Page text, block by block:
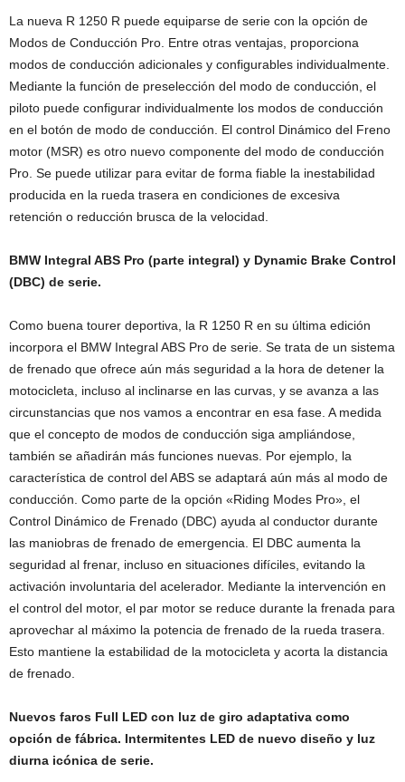
La nueva R 1250 R puede equiparse de serie con la opción de
Modos de Conducción Pro. Entre otras ventajas, proporciona
modos de conducción adicionales y configurables individualmente.
Mediante la función de preselección del modo de conducción, el
piloto puede configurar individualmente los modos de conducción
en el botón de modo de conducción. El control Dinámico del Freno
motor (MSR) es otro nuevo componente del modo de conducción
Pro. Se puede utilizar para evitar de forma fiable la inestabilidad
producida en la rueda trasera en condiciones de excesiva
retención o reducción brusca de la velocidad.
BMW Integral ABS Pro (parte integral) y Dynamic Brake Control
(DBC) de serie.
Como buena tourer deportiva, la R 1250 R en su última edición
incorpora el BMW Integral ABS Pro de serie. Se trata de un sistema
de frenado que ofrece aún más seguridad a la hora de detener la
motocicleta, incluso al inclinarse en las curvas, y se avanza a las
circunstancias que nos vamos a encontrar en esa fase. A medida
que el concepto de modos de conducción siga ampliándose,
también se añadirán más funciones nuevas. Por ejemplo, la
característica de control del ABS se adaptará aún más al modo de
conducción. Como parte de la opción «Riding Modes Pro», el
Control Dinámico de Frenado (DBC) ayuda al conductor durante
las maniobras de frenado de emergencia. El DBC aumenta la
seguridad al frenar, incluso en situaciones difíciles, evitando la
activación involuntaria del acelerador. Mediante la intervención en
el control del motor, el par motor se reduce durante la frenada para
aprovechar al máximo la potencia de frenado de la rueda trasera.
Esto mantiene la estabilidad de la motocicleta y acorta la distancia
de frenado.
Nuevos faros Full LED con luz de giro adaptativa como
opción de fábrica. Intermitentes LED de nuevo diseño y luz
diurna icónica de serie.